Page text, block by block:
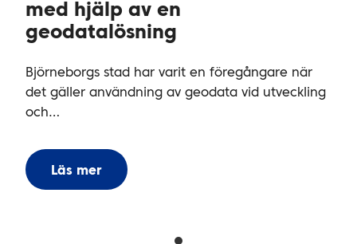
med hjälp av en
geodatalösning
Björneborgs stad har varit en föregångare när
det gäller användning av geodata vid utveckling
och…
Läs mer